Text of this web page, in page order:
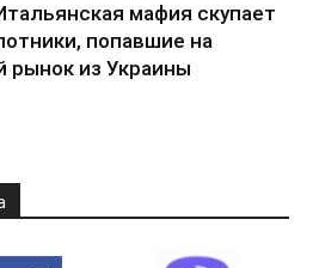
мафия скупает
попавшие на
рынок из Украины